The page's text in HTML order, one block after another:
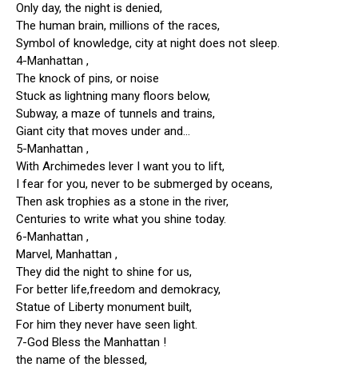
Only day, the night is denied,
The human brain, millions of the races,
Symbol of knowledge, city at night does not sleep.
4-Manhattan ,
The knock of pins, or noise
Stuck as lightning many floors below,
Subway, a maze of tunnels and trains,
Giant city that moves under and…
5-Manhattan ,
With Archimedes lever I want you to lift,
I fear for you, never to be submerged by oceans,
Then ask trophies as a stone in the river,
Centuries to write what you shine today.
6-Manhattan ,
Marvel, Manhattan ,
They did the night to shine for us,
For better life,freedom and demokracy,
Statue of Liberty monument built,
For him they never have seen light.
7-God Bless the Manhattan !
the name of the blessed,